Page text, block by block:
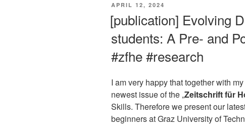
VERÖFFENTLICHT
APRIL 12, 2024
[publication] Evolving
students: A Pre- and
#zfhe #research
I am very happy that together with
newest issue of the „Zeitschrift für
Skills. Therefore we present our
beginners at Graz University of